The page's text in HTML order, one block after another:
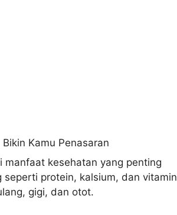
manfaat kesehatan yang penting
protein, kalsium, dan vitamin
gigi, dan otot.